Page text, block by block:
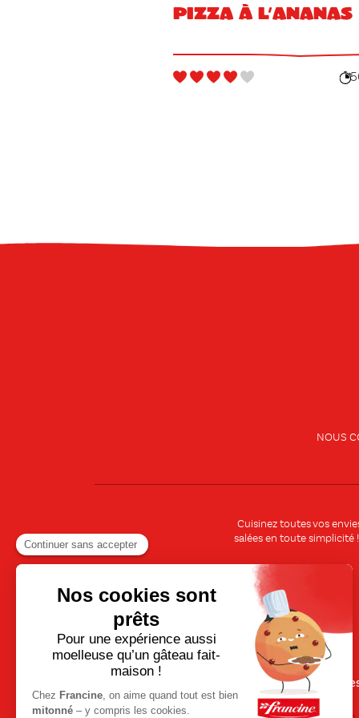
Pizza à l’ananas
NOUS
Cuisinez toutes vos
salées en toute simplicité
Recettes rapides et faciles